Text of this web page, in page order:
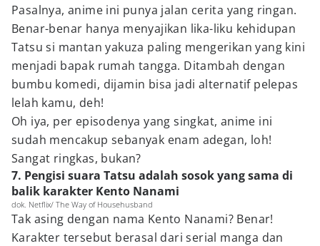
Pasalnya, anime ini punya jalan cerita yang ringan.
Benar-benar hanya menyajikan lika-liku kehidupan
Tatsu si mantan yakuza paling mengerikan yang kini
menjadi bapak rumah tangga. Ditambah dengan
bumbu komedi, dijamin bisa jadi alternatif pelepas
lelah kamu, deh!
Oh iya, per episodenya yang singkat, anime ini
sudah mencakup sebanyak enam adegan, loh!
Sangat ringkas, bukan?
7. Pengisi suara Tatsu adalah sosok yang sama di
balik karakter Kento Nanami
dok. Netflix/ The Way of Househusband
Tak asing dengan nama Kento Nanami? Benar!
Karakter tersebut berasal dari serial manga dan